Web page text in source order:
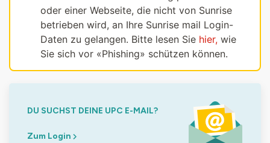
oder einer Webseite, die nicht von Sunrise
betrieben wird, an Ihre Sunrise mail Login-
Daten zu gelangen. Bitte lesen Sie hier, wie
Sie sich vor «Phishing» schützen können.
DU SUCHST DEINE UPC E-MAIL?
Zum Login